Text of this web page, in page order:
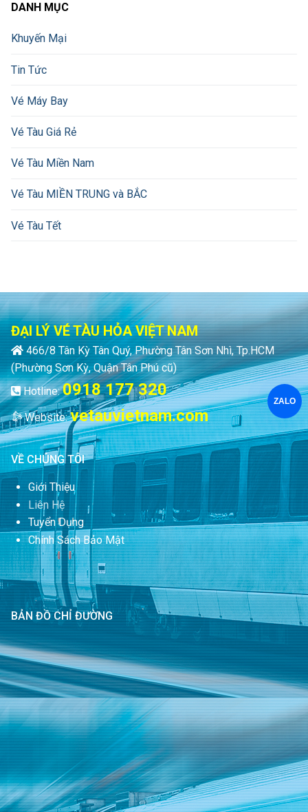
DANH MỤC
Khuyến Mại
Tin Tức
Vé Máy Bay
Vé Tàu Giá Rẻ
Vé Tàu Miền Nam
Vé Tàu MIỀN TRUNG và BẮC
Vé Tàu Tết
ĐẠI LÝ VÉ TÀU HỎA VIỆT NAM
466/8 Tân Kỳ Tân Quý, Phường Tân Sơn Nhì, Tp.HCM
(Phường Sơn Kỳ, Quận Tân Phú cũ)
Hotline:0918 177 320
Website:vetauvietnam.com
VỀ CHÚNG TÔI
Giới Thiệu
Liên Hệ
Tuyển Dụng
Chính Sách Bảo Mật
BẢN ĐỒ CHỈ ĐƯỜNG
ZALO